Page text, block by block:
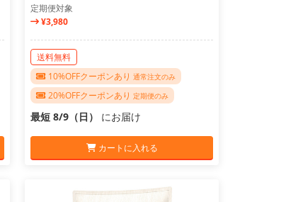
定期便対象
¥3,980
送料無料
10%OFFクーポンあり 通常注文のみ
20%OFFクーポンあり 定期便のみ
最短 8/9（日） にお届け
カートに入れる